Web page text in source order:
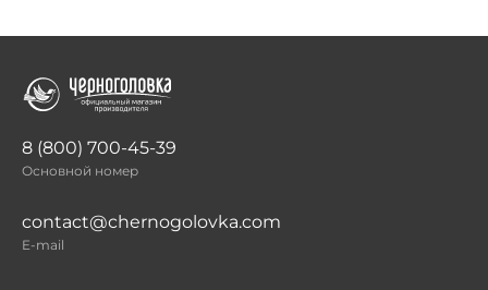
8 (800) 700-45-39
Основной номер
contact@chernogolovka.com
E-mail